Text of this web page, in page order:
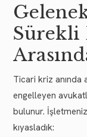
Sürekli
Ticari kriz anında
engelleyen
bulunur.
kıyasladık: